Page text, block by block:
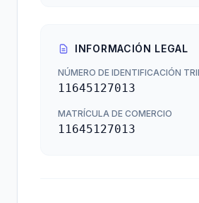
INFORMACIÓN LEGAL
NÚMERO DE IDENTIFICACIÓN
11645127013
MATRÍCULA DE COMERCIO
11645127013